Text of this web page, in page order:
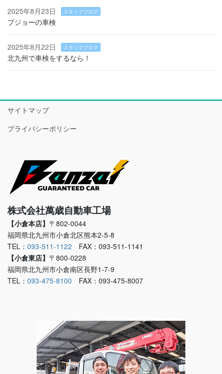
2025年8月23日 スタッフブログ
プジョーの車検
2025年8月22日 スタッフブログ
北九州で車検をするなら！
サイトマップ
プライバシーポリシー
株式会社萬歳自動車工場
【小倉本店】 〒802-0044
福岡県北九州市小倉北区熊本2-5-8
TEL： 093-511-1122 FAX：093-511-1141
【小倉東店】 〒800-0228
福岡県北九州市小倉南区長野1-7-9
TEL： 093-475-8100 FAX：093-475-8007